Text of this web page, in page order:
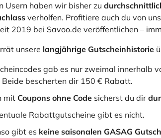
Usern haben wir bisher zu
verholfen. Profitiere auch du von
2019 bei Savoo.de veröffentlichen –
unsere langjährige Gutscheinhistorie
gab es nur zweimal innerhalb
Beide bescherten dir 150 € Rabatt.
mit Coupons ohne Code sicherst du dir
Rabattgutscheine gibt es nicht.
gibt es keine saisonalen GASAG